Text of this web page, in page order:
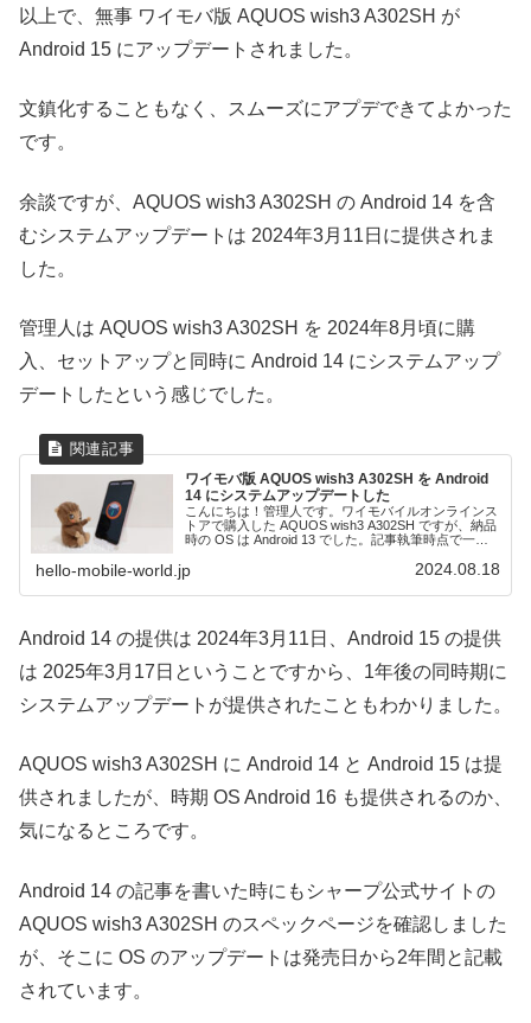
以上で、無事 ワイモバ版 AQUOS wish3 A302SH が
Android 15 にアップデートされました。
文鎮化することもなく、スムーズにアプデできてよかった
です。
余談ですが、AQUOS wish3 A302SH の Android 14 を含
むシステムアップデートは 2024年3月11日に提供されま
した。
管理人は AQUOS wish3 A302SH を 2024年8月頃に購
入、セットアップと同時に Android 14 にシステムアップ
デートしたという感じでした。
ワイモバ版 AQUOS wish3 A302SH を Android
14 にシステムアップデートした
こんにちは！管理人です。ワイモバイルオンラインス
トアで購入した AQUOS wish3 A302SH ですが、納品
時の OS は Android 13 でした。記事執筆時点で一般
hello-mobile-world.jp 2024.08.18
Android 14 の提供は 2024年3月11日、Android 15 の提供
は 2025年3月17日ということですから、1年後の同時期に
システムアップデートが提供されたこともわかりました。
AQUOS wish3 A302SH に Android 14 と Android 15 は提
供されましたが、時期 OS Android 16 も提供されるのか、
気になるところです。
Android 14 の記事を書いた時にもシャープ公式サイトの
AQUOS wish3 A302SH のスペックページを確認しました
が、そこに OS のアップデートは発売日から2年間と記載
されています。